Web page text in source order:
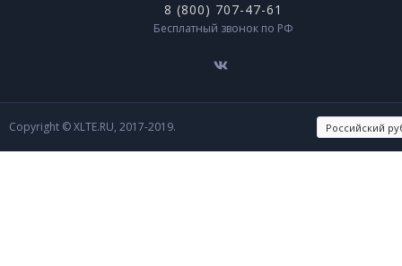
8 (800) 707-47-61
Бесплатный звонок по РФ
Copyright © XLTE.RU, 2017-2019.